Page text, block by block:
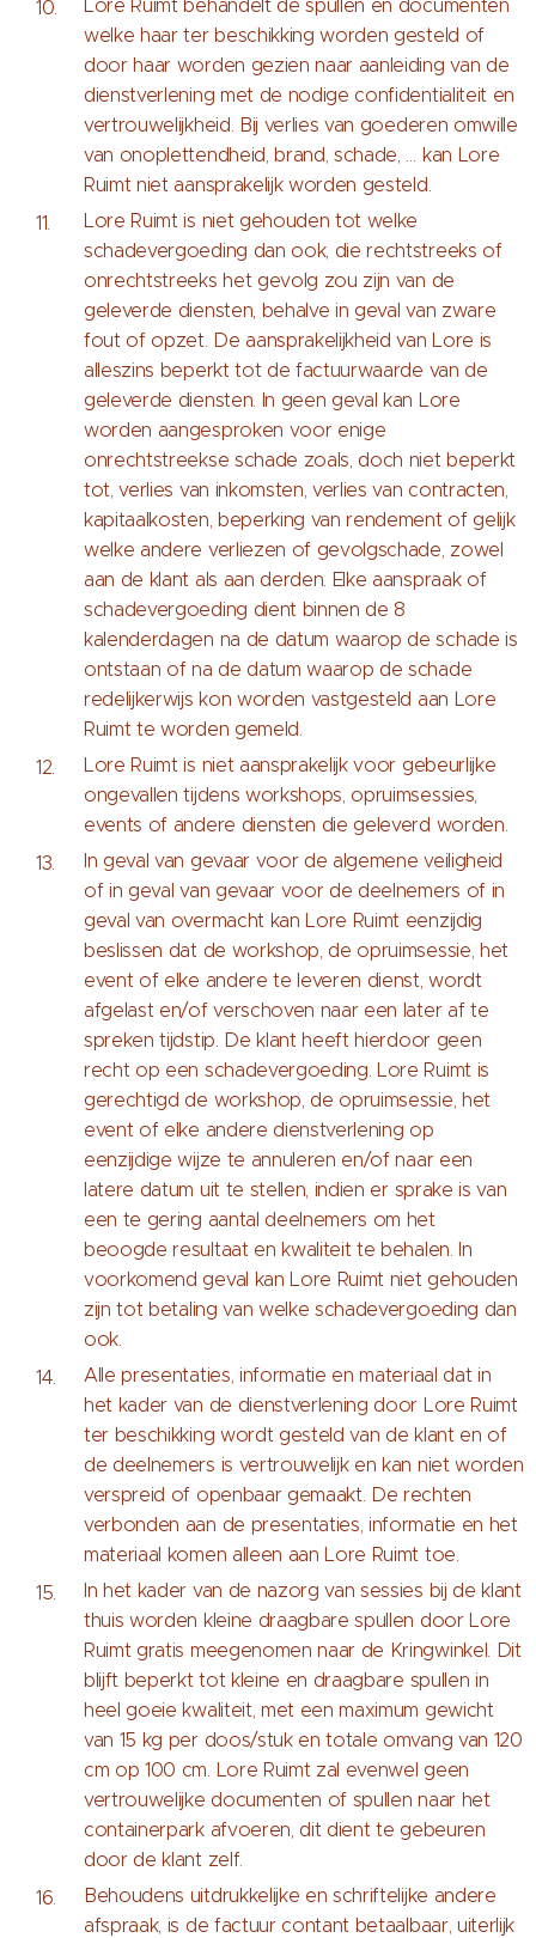
Lore Ruimt behandelt de spullen en documenten
welke haar ter beschikking worden gesteld of
door haar worden gezien naar aanleiding van de
dienstverlening met de nodige confidentialiteit en
vertrouwelijkheid. Bij verlies van goederen omwille
van onoplettendheid, brand, schade, … kan Lore
Ruimt niet aansprakelijk worden gesteld.
Lore Ruimt is niet gehouden tot welke
schadevergoeding dan ook, die rechtstreeks of
onrechtstreeks het gevolg zou zijn van de
geleverde diensten, behalve in geval van zware
fout of opzet. De aansprakelijkheid van Lore is
alleszins beperkt tot de factuurwaarde van de
geleverde diensten. In geen geval kan Lore
worden aangesproken voor enige
onrechtstreekse schade zoals, doch niet beperkt
tot, verlies van inkomsten, verlies van contracten,
kapitaalkosten, beperking van rendement of gelijk
welke andere verliezen of gevolgschade, zowel
aan de klant als aan derden. Elke aanspraak of
schadevergoeding dient binnen de 8
kalenderdagen na de datum waarop de schade is
ontstaan of na de datum waarop de schade
redelijkerwijs kon worden vastgesteld aan Lore
Ruimt te worden gemeld.
Lore Ruimt is niet aansprakelijk voor gebeurlijke
ongevallen tijdens workshops, opruimsessies,
events of andere diensten die geleverd worden.
In geval van gevaar voor de algemene veiligheid
of in geval van gevaar voor de deelnemers of in
geval van overmacht kan Lore Ruimt eenzijdig
beslissen dat de workshop, de opruimsessie, het
event of elke andere te leveren dienst, wordt
afgelast en/of verschoven naar een later af te
spreken tijdstip. De klant heeft hierdoor geen
recht op een schadevergoeding. Lore Ruimt is
gerechtigd de workshop, de opruimsessie, het
event of elke andere dienstverlening op
eenzijdige wijze te annuleren en/of naar een
latere datum uit te stellen, indien er sprake is van
een te gering aantal deelnemers om het
beoogde resultaat en kwaliteit te behalen. In
voorkomend geval kan Lore Ruimt niet gehouden
zijn tot betaling van welke schadevergoeding dan
ook.
Alle presentaties, informatie en materiaal dat in
het kader van de dienstverlening door Lore Ruimt
ter beschikking wordt gesteld van de klant en of
de deelnemers is vertrouwelijk en kan niet worden
verspreid of openbaar gemaakt. De rechten
verbonden aan de presentaties, informatie en het
materiaal komen alleen aan Lore Ruimt toe.
In het kader van de nazorg van sessies bij de klant
thuis worden kleine draagbare spullen door Lore
Ruimt gratis meegenomen naar de Kringwinkel. Dit
blijft beperkt tot kleine en draagbare spullen in
heel goeie kwaliteit, met een maximum gewicht
van 15 kg per doos/stuk en totale omvang van 120
cm op 100 cm. Lore Ruimt zal evenwel geen
vertrouwelijke documenten of spullen naar het
containerpark afvoeren, dit dient te gebeuren
door de klant zelf.
Behoudens uitdrukkelijke en schriftelijke andere
afspraak, is de factuur contant betaalbaar, uiterlijk